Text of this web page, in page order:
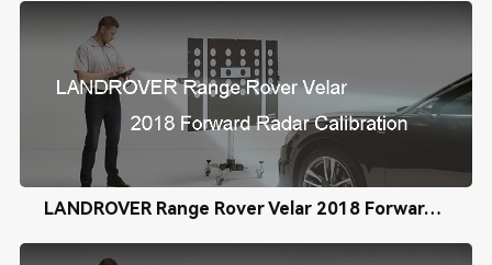
LANDROVER Range Rover Velar 2018 Forward Radar Calibration